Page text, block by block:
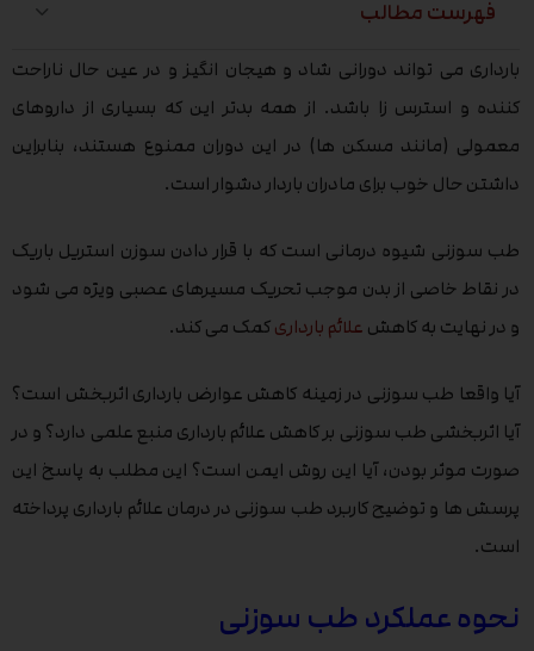
فهرست مطالب
بارداری می تواند دورانی شاد و هیجان انگیز و در عین حال ناراحت
کننده و استرس زا باشد. از همه بدتر این که بسیاری از داروهای
معمولی (مانند مسکن ها) در این دوران ممنوع هستند، بنابراین
داشتن حال خوب برای مادران باردار دشوار است.
طب سوزنی شیوه درمانی است که با قرار دادن سوزن استریل باریک
در نقاط خاصی از بدن موجب تحریک مسیرهای عصبی ویژه می شود
و در نهایت به کاهش علائم بارداریکمک می کند.
آیا واقعا طب سوزنی در زمینه کاهش عوارض بارداری اثربخش است؟
آیا اثربخشی طب سوزنی بر کاهش علائم بارداری منبع علمی دارد؟ و در
صورت موثر بودن، آیا این روش ایمن است؟ این مطلب به پاسخ این
پرسش ها و توضیح کاربرد طب سوزنی در درمان علائم بارداری پرداخته
است.
نحوه عملکرد طب سوزنی